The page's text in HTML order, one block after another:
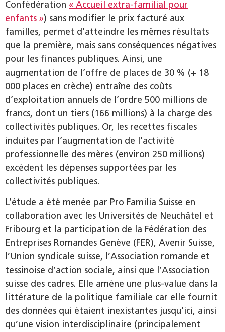
Confédération « Accueil extra-familial pour
enfants ») sans modifier le prix facturé aux
familles, permet d’atteindre les mêmes résultats
que la première, mais sans conséquences négatives
pour les finances publiques. Ainsi, une
augmentation de l’offre de places de 30 % (+ 18
000 places en crèche) entraîne des coûts
d’exploitation annuels de l’ordre 500 millions de
francs, dont un tiers (166 millions) à la charge des
collectivités publiques. Or, les recettes fiscales
induites par l’augmentation de l’activité
professionnelle des mères (environ 250 millions)
excèdent les dépenses supportées par les
collectivités publiques.
L’étude a été menée par Pro Familia Suisse en
collaboration avec les Universités de Neuchâtel et
Fribourg et la participation de la Fédération des
Entreprises Romandes Genève (FER), Avenir Suisse,
l’Union syndicale suisse, l’Association romande et
tessinoise d’action sociale, ainsi que l’Association
suisse des cadres. Elle amène une plus-value dans la
littérature de la politique familiale car elle fournit
des données qui étaient inexistantes jusqu’ici, ainsi
qu’une vision interdisciplinaire (principalement